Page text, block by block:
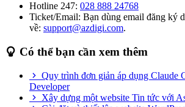
Hotline 247: 028 888 24768
Ticket/Email: Bạn dùng email đăng ký
về: support@azdigi.com.
Có thể bạn cần xem thêm
Quy trình đơn giản áp dụng Claude
Developer
Xây dựng một website Tin tức với